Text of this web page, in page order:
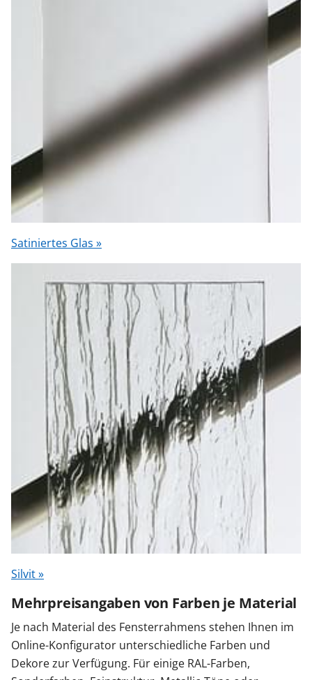
Satiniertes Glas »
Silvit »
Mehrpreisangaben von Farben je Material
Je nach Material des Fensterrahmens stehen Ihnen im
Online-Konfigurator unterschiedliche Farben und
Dekore zur Verfügung. Für einige RAL-Farben,